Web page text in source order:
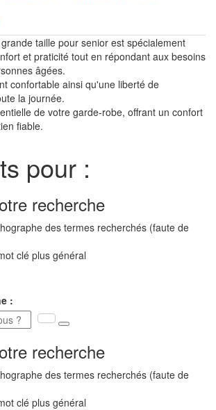
taille pour senior est spécialement
et praticité tout en répondant aux besoins
âgées.
confortable ainsi qu'une liberté de
la journée.
de votre garde-robe, offrant un confort
fiable.
pour :
recherche
des termes recherchés (faute de
clé plus général
:
recherche
des termes recherchés (faute de
clé plus général